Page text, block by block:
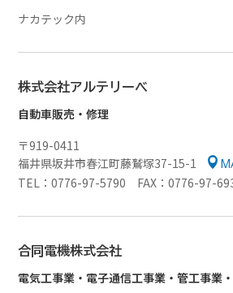
ナカテック内
株式会社アルテリーベ
自動車販売・修理
〒919-0411
福井県坂井市春江町藤鷲塚37-15-1
TEL：0776-97-5790 FAX：0776-97-
合同電機株式会社
電気工事業・電子通信工事業・管工事業